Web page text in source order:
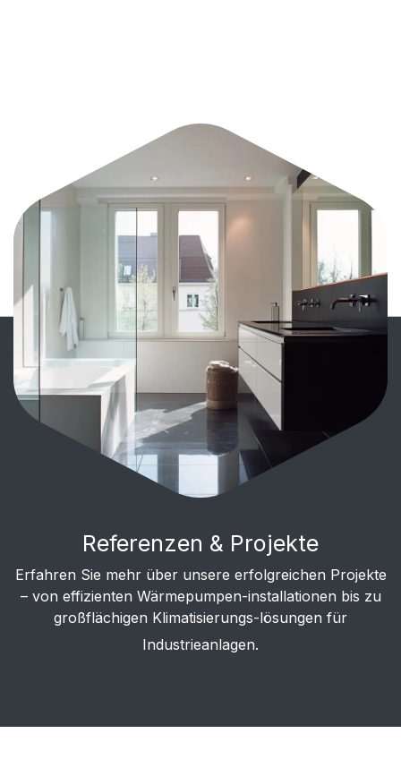
Referenzen & Projekte
Erfahren Sie mehr über unsere erfolgreichen Projekte
– von effizienten Wärmepumpen-installationen bis zu
großflächigen Klimatisierungs-lösungen für
Industrieanlagen.